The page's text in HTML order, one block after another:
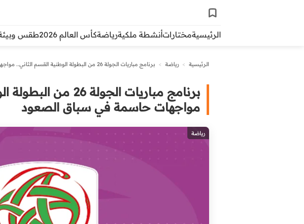
الرئيسيةمختاراتأنشطة ملكيةرياضةكأس العالم 2026 طقس
الرئيسية > رياضة > برنامج مباريات الجولة 26 من البطولة الوطنية القسم الثاني.. مواجهات حاسمة في سباق الصعود
برنامج مباريات الجولة
مواجهات حاسمة في سباق الصعود
رياضة